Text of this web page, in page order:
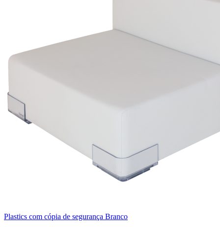
Plastics com cópia de segurança Branco